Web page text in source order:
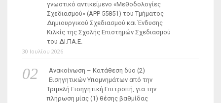
γνωστικό αντικείμενο «Μεθοδολογίες
Σχεδιασμού» (ΑΡΡ 55851) του Τμήματος
Δημιουργικού Σχεδιασμού και Ένδυσης
Κιλκίς της Σχολής Επιστημών Σχεδιασμού
του ΔΙ.ΠΑ.Ε.
30 Ιουλίου 2026
Ανακοίνωση – Κατάθεση δύο (2)
Εισηγητικών Υπομνημάτων από την
Τριμελή Εισηγητική Επιτροπή, για την
πλήρωση μίας (1) θέσης βαθμίδας